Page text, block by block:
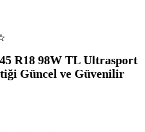
R18 98W TL Ultrasport
Güncel ve Güvenilir